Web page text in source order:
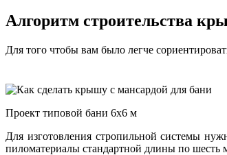
Алгоритм строительства
Для того чтобы вам было легче
Проект типовой бани 6х6 м
Для изготовления стропильной системы
пиломатериалы стандартной длины по шесть